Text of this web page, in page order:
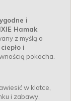
i
Hamak
z myślą o
i
pokocha.
w klatce,
i zabawy,